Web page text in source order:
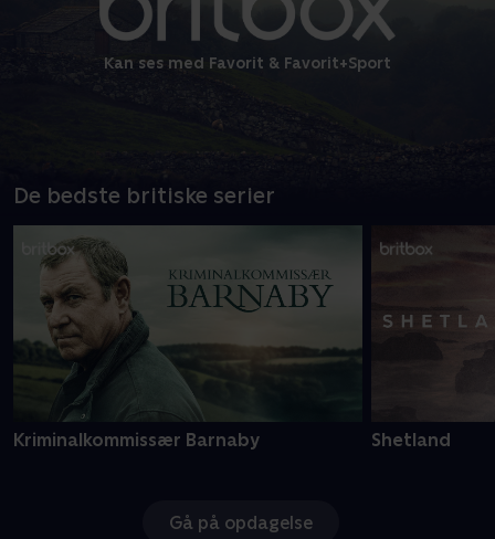
Kan ses med Favorit & Favorit+Sport
De bedste britiske serier
Kriminalkommissær Barnaby Shetland
Gå på opdagelse